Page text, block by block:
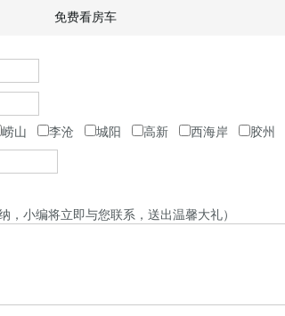
免费看房车
崂山 李沧 城阳 高新 西海岸 胶州
，小编将立即与您联系，送出温馨大礼）